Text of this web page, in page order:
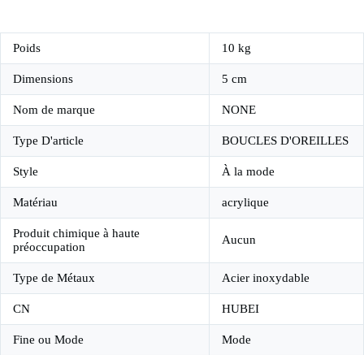
Poids 10 kg
Dimensions 5 cm
Nom de marque NONE
Type D'article BOUCLES D'OREILLES
Style À la mode
Matériau acrylique
Produit chimique à haute
préoccupation
Aucun
Type de Métaux Acier inoxydable
CN HUBEI
Fine ou Mode Mode